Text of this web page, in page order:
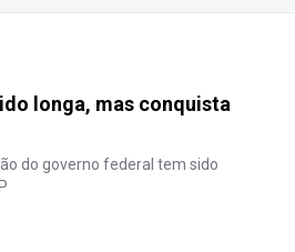
longa, mas conquista
do governo federal tem sido